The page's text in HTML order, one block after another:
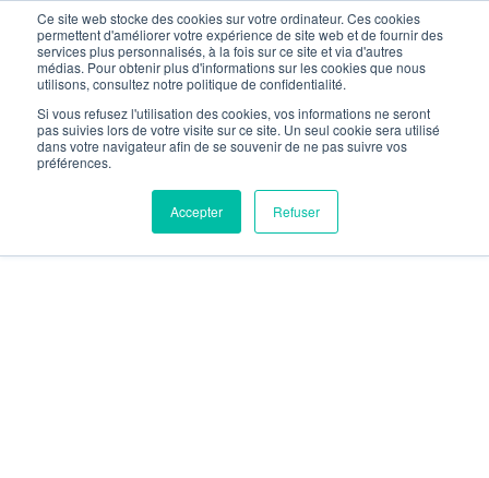
Ce site web stocke des cookies sur votre ordinateur. Ces cookies
permettent d'améliorer votre expérience de site web et de fournir des
services plus personnalisés, à la fois sur ce site et via d'autres
médias. Pour obtenir plus d'informations sur les cookies que nous
utilisons, consultez notre politique de confidentialité.
Si vous refusez l'utilisation des cookies, vos informations ne seront
pas suivies lors de votre visite sur ce site. Un seul cookie sera utilisé
dans votre navigateur afin de se souvenir de ne pas suivre vos
préférences.
Accepter Refuser